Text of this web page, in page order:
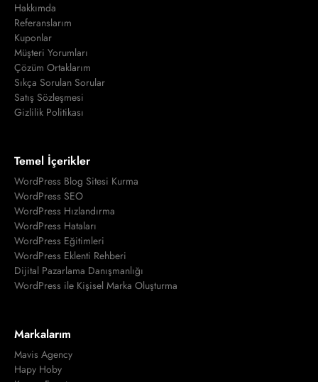
Hakkımda
Referanslarım
Kuponlar
Müşteri Yorumları
Çözüm Ortaklarım
Sıkça Sorulan Sorular
Satış Sözleşmesi
Gizlilik Politikası
Temel İçerikler
WordPress Blog Sitesi Kurma
WordPress SEO
WordPress Hızlandırma
WordPress Hataları
WordPress Eğitimleri
WordPress Eklenti Rehberi
Dijital Pazarlama Danışmanlığı
WordPress ile Kişisel Marka Oluşturma
Markalarım
Mavis Agency
Hapy Hoby